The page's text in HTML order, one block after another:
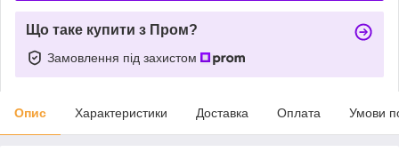
Що таке купити з Пром?
Замовлення під захистом
Опис Характеристики Доставка Оплата Умови